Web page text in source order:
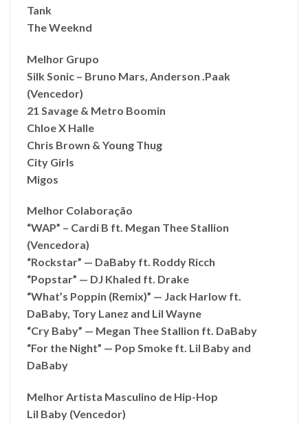
Tank
The Weeknd
Melhor Grupo
Silk Sonic – Bruno Mars, Anderson .Paak
(Vencedor)
21 Savage & Metro Boomin
Chloe X Halle
Chris Brown & Young Thug
City Girls
Migos
Melhor Colaboração
“WAP” – Cardi B ft. Megan Thee Stallion
(Vencedora)
“Rockstar” — DaBaby ft. Roddy Ricch
“Popstar” — DJ Khaled ft. Drake
“What’s Poppin (Remix)” — Jack Harlow ft.
DaBaby, Tory Lanez and Lil Wayne
“Cry Baby” — Megan Thee Stallion ft. DaBaby
“For the Night” — Pop Smoke ft. Lil Baby and
DaBaby
Melhor Artista Masculino de Hip-Hop
Lil Baby (Vencedor)